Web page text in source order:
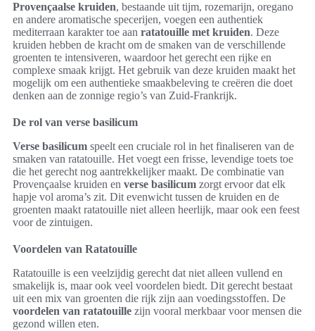
Provençaalse kruiden, bestaande uit tijm, rozemarijn, oregano
en andere aromatische specerijen, voegen een authentiek
mediterraan karakter toe aan ratatouille met kruiden. Deze
kruiden hebben de kracht om de smaken van de verschillende
groenten te intensiveren, waardoor het gerecht een rijke en
complexe smaak krijgt. Het gebruik van deze kruiden maakt het
mogelijk om een authentieke smaakbeleving te creëren die doet
denken aan de zonnige regio’s van Zuid-Frankrijk.
De rol van verse basilicum
Verse basilicum speelt een cruciale rol in het finaliseren van de
smaken van ratatouille. Het voegt een frisse, levendige toets toe
die het gerecht nog aantrekkelijker maakt. De combinatie van
Provençaalse kruiden en verse basilicum zorgt ervoor dat elk
hapje vol aroma’s zit. Dit evenwicht tussen de kruiden en de
groenten maakt ratatouille niet alleen heerlijk, maar ook een feest
voor de zintuigen.
Voordelen van Ratatouille
Ratatouille is een veelzijdig gerecht dat niet alleen vullend en
smakelijk is, maar ook veel voordelen biedt. Dit gerecht bestaat
uit een mix van groenten die rijk zijn aan voedingsstoffen. De
voordelen van ratatouille zijn vooral merkbaar voor mensen die
gezond willen eten.